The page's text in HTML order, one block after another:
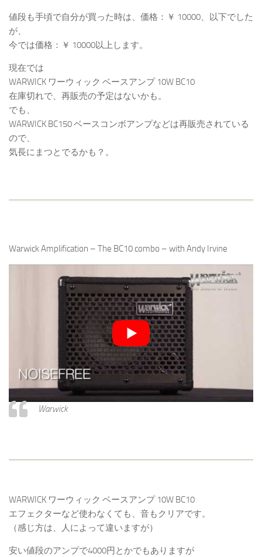
値段も手頃で自分が買った時は、価格：￥ 10000、以下でした
が、
今では価格：￥ 10000以上します。
現在では
WARWICK ワーウィック ベースアンプ 10W BC10
在庫切れで、再販売の予定はないかも。
でも、
WARWICK BC150 ベースコンボアンプなどは再販売されている
ので、
気長にまつとでるかも？。
Warwick Amplification – The BC10 combo – with Andy Irvine
Warwick
WARWICK ワーウィック ベースアンプ 10W BC10
エフェクターなど使わなくても、音もクリアです。
（感じ方は、人によって違いますが）
安い値段のアンプで4000円とかでもありますが